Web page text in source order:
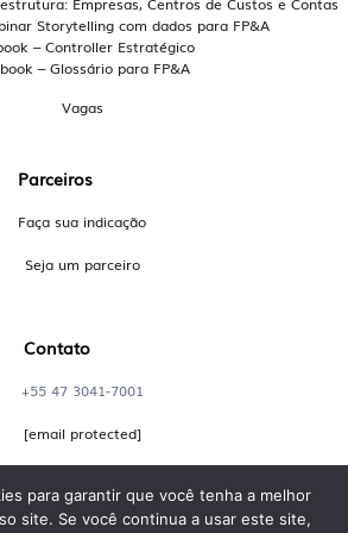
planejamento
utilizada por grandes
dados, simular cenários e
entre áreas. Outras opções
ou BI, mas a Handit se destaca
ao Excel
financeiro
alternativa robusta ao Excel e Power
controle, colaboração e integração
Storytelling com dados para FP&A
– Controller Estratégico
– Glossário para FP&A
Vagas
Parceiros
Faça sua indicação
Seja um parceiro
Contato
+55 47 3041-7001
[email protected]
para garantir que você tenha a melhor
site. Se você continua a usar este site,